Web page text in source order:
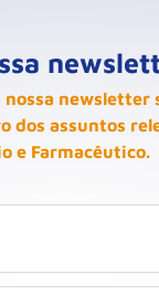
nossa newsletter
dos assuntos
e Farmacêutico.